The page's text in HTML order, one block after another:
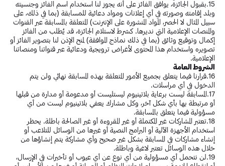
15.بقبول الجائزة، يوافق الفائز على أنه يجوز لنا استخدام اسم الفائز وجنسيته
وبلد إقامته وصورته في أي إعلانات ومواد دعائية للمسابقة (بما في ذلك، على
سبيل المثال لا الحصر، المواد المنشورة على الإنترنت) المتعلقة بالمسابقة عبر القنوات
والمنصات الإعلامية التي نديرها. كشرط لاستلام الجائزة، قد يُطلب من الفائز
إكمال وتوقيع وثائق (بما في ذلك نماذج الموافقة) لمنح الإذن لنا بتصوير الفائز أو
تصويره واستخدام هذا المحتوى لأغراض ترويجية ودعائية عبر قنواتنا ومنصاتنا
الإعلامية.
الشروط العامة
16.قرارنا فيما يتعلق بجميع الأمور المتعلقة بهذه المسابقة نهائي ولن يتم
الدخول في أي مراسلات.
17.المسابقة ليست برعاية بلاتينيوم ليستليست أو مدعومة أو مدارة من قبلها
أو مرتبطة بها بأي شكل آخر، وكل مشارك يعفي بلاتينيوم ليست من أي
مسؤولية فيما يتعلق بالمسابقة.
18.تعتبر المشاركات غير المكتملة أو غير المقروءة أو غير الصالحة باطلة. يحظر
استخدام الأجهزة الآلية أو البرامج النصية أو غيرها من الوسائل للتلاعب أو
إنشاء مشاركات في المسابقة بشكل غير صحيح وأي مشاركة يتم إنشاؤها من
خلال هذه الوسائل تعتبر لاغية وباطلة.
19.لن نتحمل أي مسؤولية من أي نوع عن أي عيوب أو تأخيرات في الإرسال،